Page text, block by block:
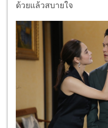
ด้วยแล้วสบายใจ